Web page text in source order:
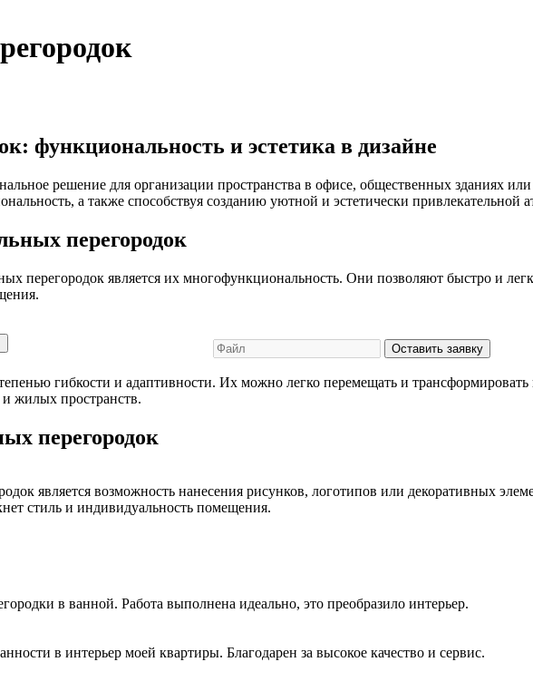
функциональность и эстетика в дизайне
решение для организации пространства в офисе, общественных зданиях
а также способствуя созданию уютной и эстетически привлекательной
перегородок
перегородок является их многофункциональность. Они позволяют быстро и
Оставить заявку
гибкости и адаптивности. Их можно легко перемещать и трансформировать
жилых пространств.
перегородок
является возможность нанесения рисунков, логотипов или декоративных
стиль и индивидуальность помещения.
в ванной. Работа выполнена идеально, это преобразило интерьер.
в интерьер моей квартиры. Благодарен за высокое качество и сервис.